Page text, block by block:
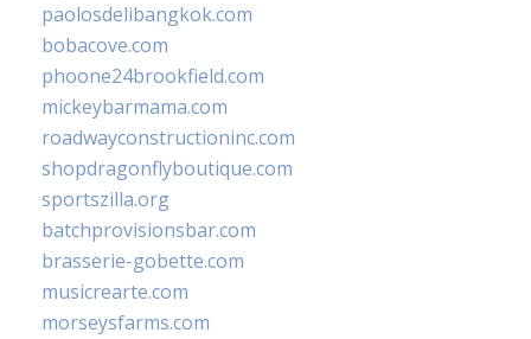
paolosdelibangkok.com
bobacove.com
phoone24brookfield.com
mickeybarmama.com
roadwayconstructioninc.com
shopdragonflyboutique.com
sportszilla.org
batchprovisionsbar.com
brasserie-gobette.com
musicrearte.com
morseysfarms.com